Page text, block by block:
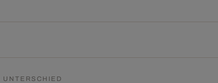
UNTERSCHIED